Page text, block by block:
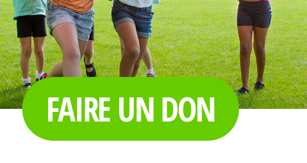
FAIRE UN DON